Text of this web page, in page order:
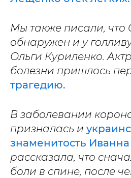
Мы также писали, что
обнаружен и у
Ольги Куриленко.
болезни пришлось
трагедию.
В заболевании
призналась и
знаменитость
рассказала, что
боли в спине, после